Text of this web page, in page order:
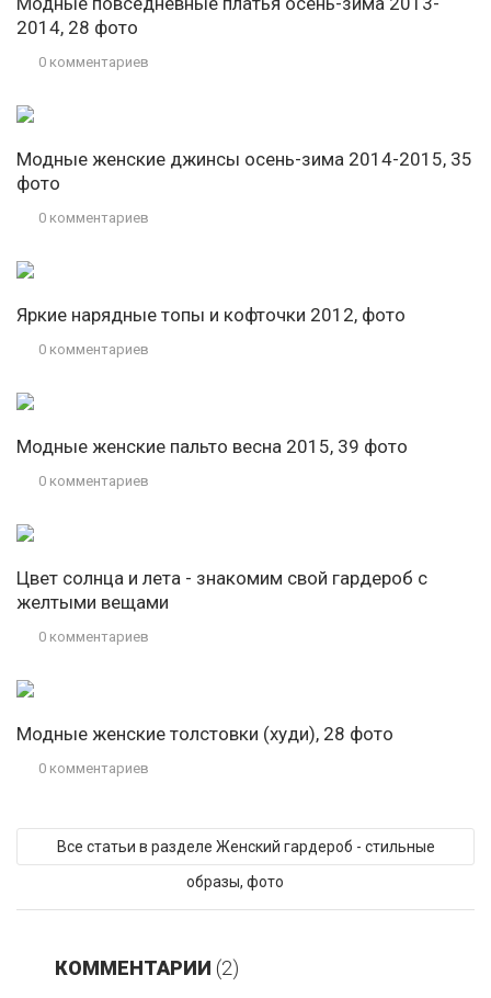
2014, 28 фото
0 комментариев
Модные женские джинсы осень-зима 2014-2015, 35
фото
0 комментариев
Яркие нарядные топы и кофточки 2012, фото
0 комментариев
Модные женские пальто весна 2015, 39 фото
0 комментариев
Цвет солнца и лета - знакомим свой гардероб с
желтыми вещами
0 комментариев
Модные женские толстовки (худи), 28 фото
0 комментариев
Все статьи в разделе Женский гардероб - стильные
образы, фото
КОММЕНТАРИИ (2)